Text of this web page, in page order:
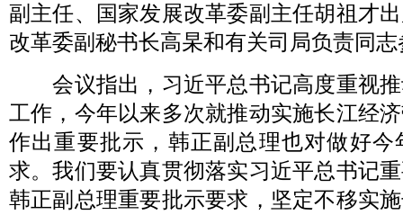
副主任、国家发展改革委副主任胡祖才
改革委副秘书长高杲和有关司局负责同
会议指出，习近平总书记高度重视推
工作，今年以来多次就推动实施长江经
作出重要批示，韩正副总理也对做好今
求。我们要认真贯彻落实习近平总书记
韩正副总理重要批示要求，坚定不移实